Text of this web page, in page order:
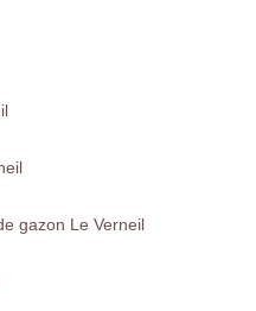
gazon Le Verneil